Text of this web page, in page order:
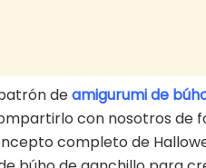
deamigurumi de
con nosotros de
completo de